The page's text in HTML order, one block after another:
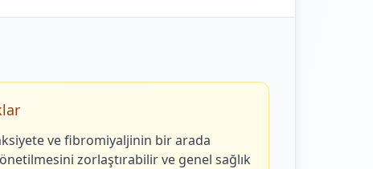
ve fibromiyaljinin bir arada
zorlaştırabilir ve genel sağlık